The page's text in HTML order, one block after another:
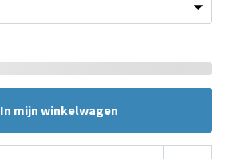
In mijn winkelwagen